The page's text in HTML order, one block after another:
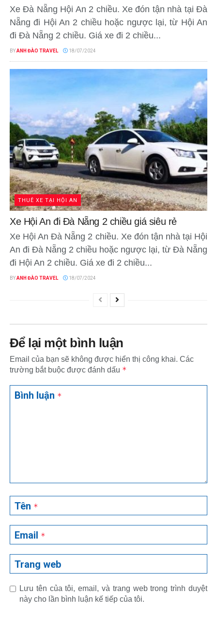
Xe Đà Nẵng Hội An 2 chiều. Xe đón tận nhà tại Đà
Nẵng đi Hội An 2 chiều hoặc ngược lại, từ Hội An
đi Đà Nẵng 2 chiều. Giá xe đi 2 chiều...
BYANH ĐÀO TRAVEL 18/07/2024
THUÊ XE TẠI HỘI AN
Xe Hội An đi Đà Nẵng 2 chiều giá siêu rẻ
Xe Hội An Đà Nẵng 2 chiều. Xe đón tận nhà tại Hội
An đi Đà Nẵng 2 chiều hoặc ngược lại, từ Đà Nẵng
đi Hội An 2 chiều. Giá xe đi 2 chiều...
BYANH ĐÀO TRAVEL 18/07/2024
Để lại một bình luận
Email của bạn sẽ không được hiển thị công khai. Các
trường bắt buộc được đánh dấu *
Bình luận *
Tên *
Email *
Trang web
Lưu tên của tôi, email, và trang web trong trình duyệt
này cho lần bình luận kế tiếp của tôi.